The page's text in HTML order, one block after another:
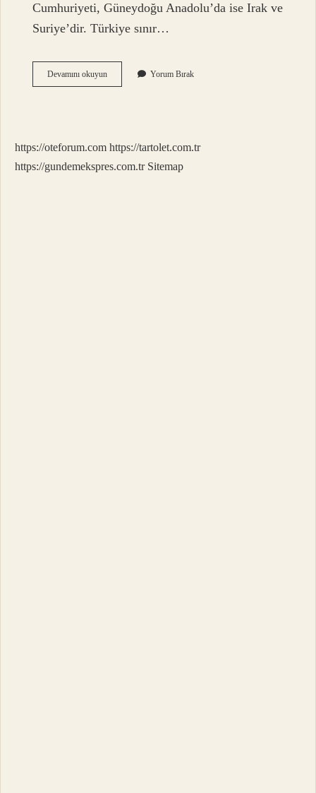
Cumhuriyeti, Güneydoğu Anadolu’da ise Irak ve
Suriye’dir. Türkiye sınır…
Devamını okuyunTürkiyeye
Komşu
Yorum Bırak
https://oteforum.com https://tartolet.com.tr
https://gundemekspres.com.tr Sitemap